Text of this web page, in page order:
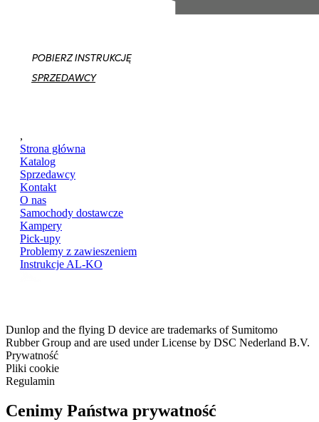
POBIERZ INSTRUKCJĘ
SPRZEDAWCY
,
Strona główna
Katalog
Sprzedawcy
Kontakt
O nas
Samochody dostawcze
Kampery
Pick-upy
Problemy z zawieszeniem
Instrukcje AL-KO
Dunlop and the flying D device are trademarks of Sumitomo
Rubber Group and are used under License by DSC Nederland B.V.
Prywatność
Pliki cookie
Regulamin
Cenimy Państwa prywatność